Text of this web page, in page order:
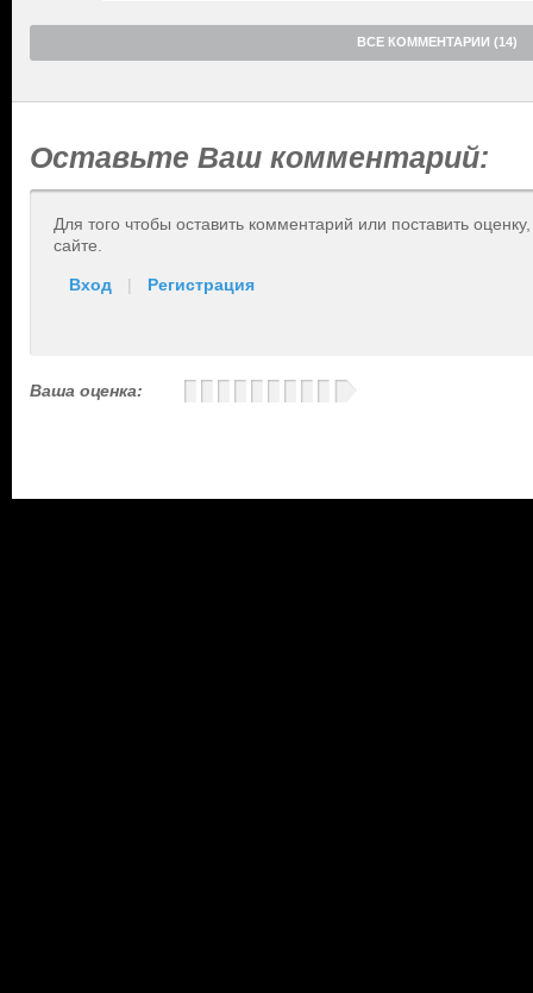
ВСЕ КОММЕНТАРИИ (14)
Оставьте Ваш комментарий:
Для того чтобы оставить комментарий или поставить
сайте.
Вход | Регистрация
Ваша оценка: